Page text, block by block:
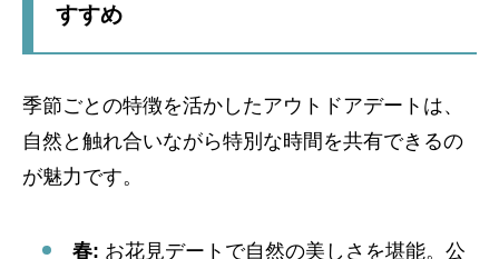
すすめ
季節ごとの特徴を活かしたアウトドアデートは、
自然と触れ合いながら特別な時間を共有できるの
が魅力です。
春: お花見デートで自然の美しさを堪能。公